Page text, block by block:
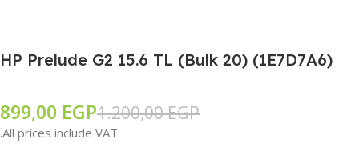
HP Prelude G2 15.6 TL (Bulk 20) (1E7D7A6)
1.200,00EGP
899,00 EGP
All prices include VAT.